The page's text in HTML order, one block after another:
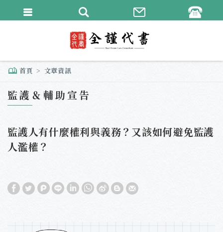
首頁 文章資訊
監護＆輔助宣告
監護人有什麼權利與義務？又該如何避免監護
人濫權？
繁體中文
English